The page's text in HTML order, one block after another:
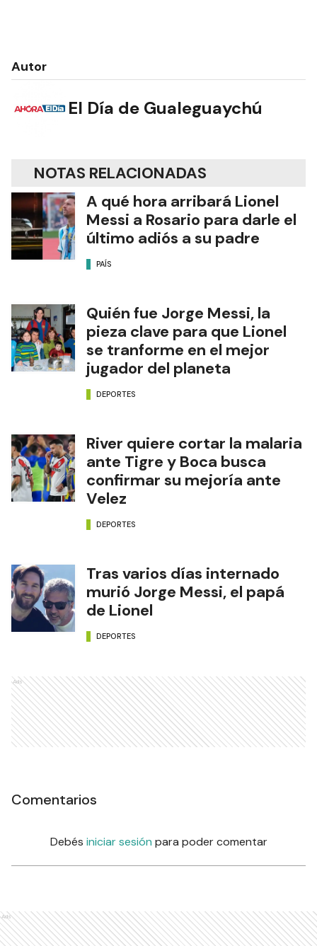
Autor
El Día de Gualeguaychú
NOTAS RELACIONADAS
A qué hora arribará Lionel
Messi a Rosario para darle el
último adiós a su padre
PAÍS
Quién fue Jorge Messi, la
pieza clave para que Lionel
se tranforme en el mejor
jugador del planeta
DEPORTES
River quiere cortar la malaria
ante Tigre y Boca busca
confirmar su mejoría ante
Velez
DEPORTES
Tras varios días internado
murió Jorge Messi, el papá
de Lionel
DEPORTES
Ads
Comentarios
Debés iniciar sesión para poder comentar
Ads